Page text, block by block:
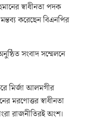
স্বাধীনতা পদক
করেছেন বিএনপির
সংবাদ সম্মেলনে
মির্জা আলমগীর
মরণোত্তর স্বাধীনতা
রাজনীতিরই অংশ।